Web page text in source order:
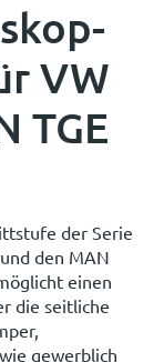
VW
TGE
der Serie
den MAN
einen
die seitliche
gewerblich